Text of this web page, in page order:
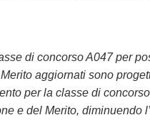
di concorso A047 per
aggiornati sono
per la classe di
e del Merito, diminuendo